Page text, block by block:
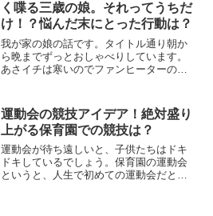
く喋る三歳の娘。それってうちだ
け！？悩んだ末にとった行動は？
我が家の娘の話です。タイトル通り朝か
ら晩までずっとおしゃべりしています。
あさイチは寒いのでファンヒーターの前
いたあらゆるものの話から始まり、おし
ゃべりが始まるとすぐさ...
運動会の競技アイデア！絶対盛り
上がる保育園での競技は？
運動会が待ち遠しいと、子供たちはドキ
ドキしているでしょう。保育園の運動会
というと、人生で初めての運動会だとい